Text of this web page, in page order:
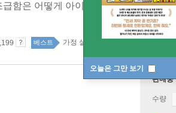
오늘은 그만 보기
급함은 어떻게 아이의 뇌를 망가뜨리는가
베스트 가정 살림 88위
판매중
수량